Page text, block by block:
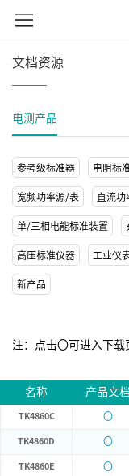
文档资源
电测产品
参考级标准器 电阻标
宽频功率源/表 直流功
单/三相电能标准装置
高压标准仪器 工业仪
新产品
注：点击〇可进入下载
名称 产品文档
TK4860C 〇
TK4860D 〇
TK4860E 〇